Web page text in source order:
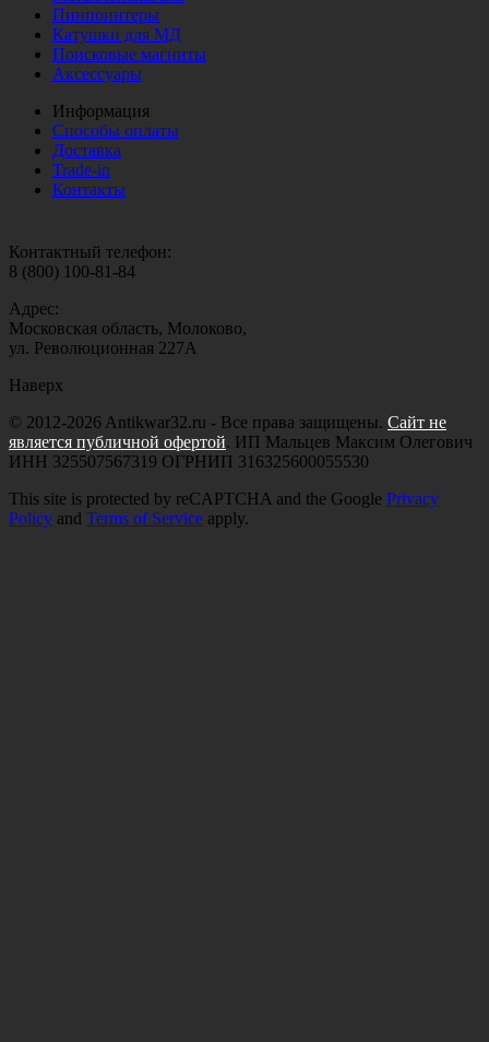
Пинпоинтеры
Катушки для МД
Поисковые магниты
Аксессуары
Информация
Способы оплаты
Доставка
Trade-in
Контакты
Контактный телефон:
8 (800) 100-81-84
Адрес:
Московская область, Молоково,
ул. Революционная 227А
Наверх
© 2012-2026 Antikwar32.ru - Все права защищены. Сайт не
является публичной офертой. ИП Мальцев Максим Олегович
ИНН 325507567319 ОГРНИП 316325600055530
This site is protected by reCAPTCHA and the Google Privacy
Policy and Terms of Service apply.